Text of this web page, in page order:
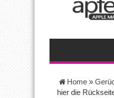
Home »
hier die